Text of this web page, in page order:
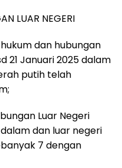
LUAR NEGERI
dan hubungan
21 Januari 2025 dalam
putih telah
Luar Negeri
dan luar negeri
7 dengan